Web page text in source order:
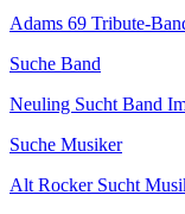
Adams 69 Tribute-
Suche Band
Neuling Sucht Band
Suche Musiker
Alt Rocker Sucht